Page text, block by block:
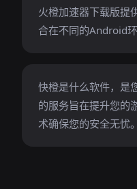
火橙加速器下载版提
合在不同的Android环
快橙是什么软件，是
的服务旨在提升您的
术确保您的安全无忧。